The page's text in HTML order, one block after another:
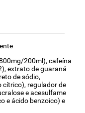
200ml), cafeína
extrato de guaraná
de sódio,
regulador de
e acesulfame
e ácido benzoico) e